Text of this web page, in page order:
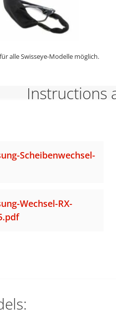
alle Swisseye-Modelle möglich.
Instructions
Scheibenwechsel-
Wechsel-RX-